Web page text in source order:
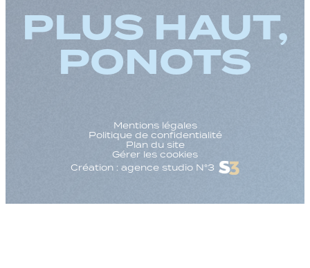
PLUS HAUT,
PONOTS
Mentions légales
Politique de confidentialité
Plan du site
Gérer les cookies
Création : agence studio N°3